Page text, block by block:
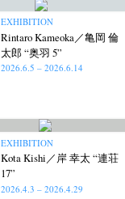
EXHIBITION
Rintaro Kameoka／亀岡 倫
太郎 “奥羽 5”
2026.6.5 – 2026.6.14
EXHIBITION
Kota Kishi／岸 幸太 “連荘
17”
2026.4.3 – 2026.4.29